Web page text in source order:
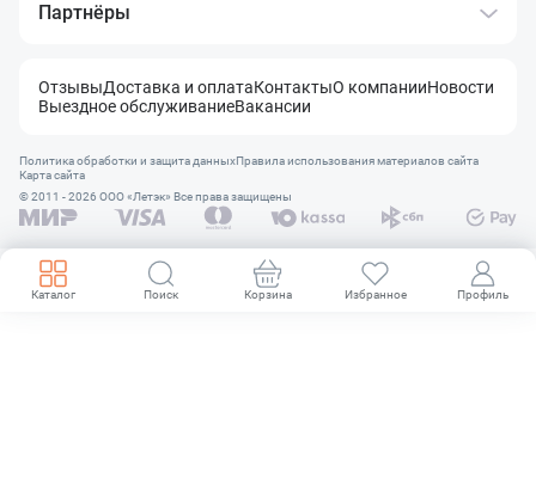
Партнёры
ОтзывыДоставка и оплатаКонтактыО компанииНовости
Выездное обслуживаниеВакансии
© 2011 - 2026 OOO «Летэк» Все права защищены
Политика обработки и защита данныхПравила использования материалов сайта
Карта сайта
Каталог Поиск Корзина Избранное Профиль